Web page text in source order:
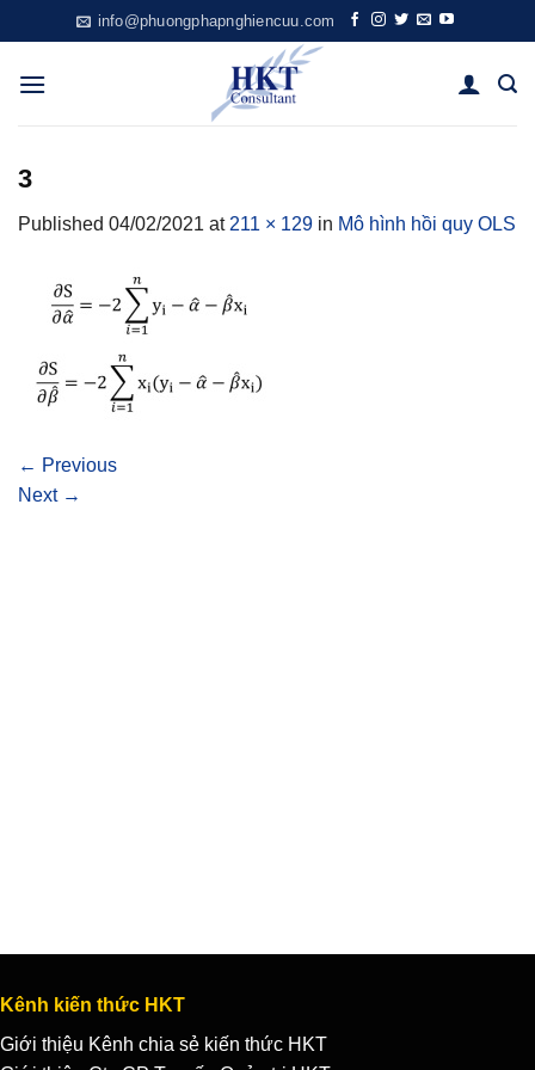
to
content
info@phuongphapnghiencuu.com
3
Published 04/02/2021 at 211 × 129 in Mô hình hồi quy OLS
← Previous
Next →
Kênh kiến thức HKT
Giới thiệu Kênh chia sẻ kiến thức HKT